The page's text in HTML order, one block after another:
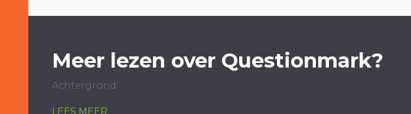
Meer lezen over Questionmark?
Achtergrond
LEES MEER